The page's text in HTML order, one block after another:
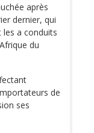
après
dernier, qui
les a conduits
du
de
ses